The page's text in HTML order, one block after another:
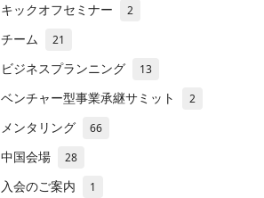
キックオフセミナー 2
チーム 21
ビジネスプランニング 13
ベンチャー型事業承継サミット 2
メンタリング 66
中国会場 28
入会のご案内 1